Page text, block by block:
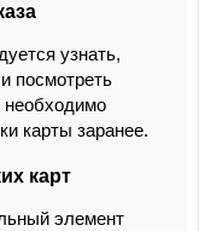
узнать,
посмотреть
необходимо
карты заранее.
карт
элемент